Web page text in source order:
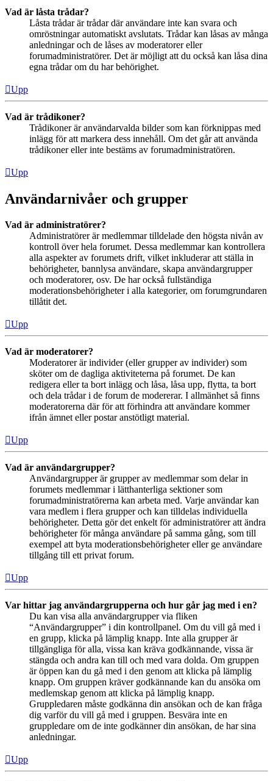
Vad är låsta trådar?
Låsta trådar är trådar där användare inte kan svara och
omröstningar automatiskt avslutats. Trådar kan låsas av många
anledningar och de låses av moderatorer eller
forumadministratörer. Det är möjligt att du också kan låsa dina
egna trådar om du har behörighet.
Upp
Vad är trådikoner?
Trådikoner är användarvalda bilder som kan förknippas med
inlägg för att markera dess innehåll. Om det går att använda
trådikoner eller inte bestäms av forumadministratören.
Upp
Användarnivåer och grupper
Vad är administratörer?
Administratörer är medlemmar tilldelade den högsta nivån av
kontroll över hela forumet. Dessa medlemmar kan kontrollera
alla aspekter av forumets drift, vilket inkluderar att ställa in
behörigheter, bannlysa användare, skapa användargrupper
och moderatorer, osv. De har också fullständiga
moderationsbehörigheter i alla kategorier, om forumgrundaren
tillåtit det.
Upp
Vad är moderatorer?
Moderatorer är individer (eller grupper av individer) som
sköter om de dagliga aktiviteterna på forumet. De kan
redigera eller ta bort inlägg och låsa, låsa upp, flytta, ta bort
och dela trådar i de forum de modererar. I allmänhet så finns
moderatorerna där för att förhindra att användare kommer
ifrån ämnet eller postar anstötligt material.
Upp
Vad är användargrupper?
Användargrupper är grupper av medlemmar som delar in
forumets medlemmar i lätthanterliga sektioner som
forumadministratörerna kan arbeta med. Varje användar kan
vara medlem i flera grupper och kan tilldelas individuella
behörigheter. Detta gör det enkelt för administratörer att ändra
behörigheter för många användare på samma gång, som till
exempel att byta moderationsbehörigheter eller ge användare
tillgång till ett privat forum.
Upp
Var hittar jag användargrupperna och hur går jag med i en?
Du kan visa alla användargrupper via fliken
“Användargrupper” i din kontrollpanel. Om du vill gå med i
en grupp, klicka på lämplig knapp. Inte alla grupper är
tillgängliga för alla, vissa kan kräva godkännande, vissa är
stängda och andra kan till och med vara dolda. Om gruppen
är öppen kan du gå med i den genom att klicka på lämplig
knapp. Om gruppen kräver godkännande kan du ansöka om
medlemskap genom att klicka på lämplig knapp.
Gruppledaren måste godkänna din ansökan och de kan fråga
dig varför du vill gå med i gruppen. Besvära inte en
gruppledare om de inte godkänner din ansökan, de har sina
anledningar.
Upp